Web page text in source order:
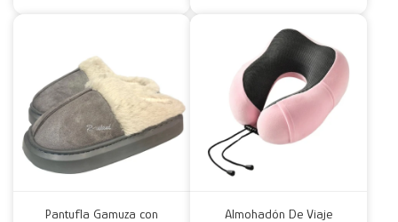
Pantufla Gamuza con
Almohadón De Viaje